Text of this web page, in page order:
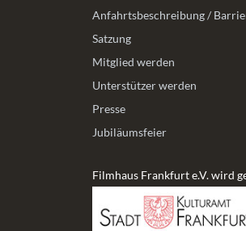
Anfahrtsbeschreibung /
Satzung
Mitglied werden
Unterstützer werden
Presse
Jubiläumsfeier
Filmhaus Frankfurt e.V. wird